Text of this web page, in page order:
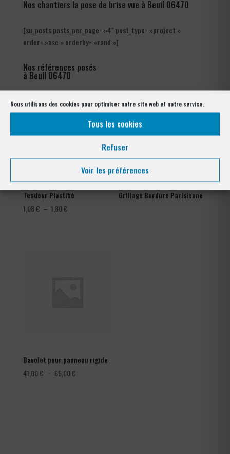
Nous utilisons des cookies pour optimiser notre site web et notre service.
Tous les cookies
Refuser
Voir les préférences
Nos chantiers la pose de brise vue à Beuil 06470
[su_posts posts_per_page= »4″ post_type= »project »
order= »asc » orderby= »rand »]
Nos références posés
à Beuil 06470
Tendeur Plastifié
1,08€ – 1,80€Plage
Grillage Bordure Parisienne
Bavolet pour panneau rigide
41,00€ – 65,00€Plage